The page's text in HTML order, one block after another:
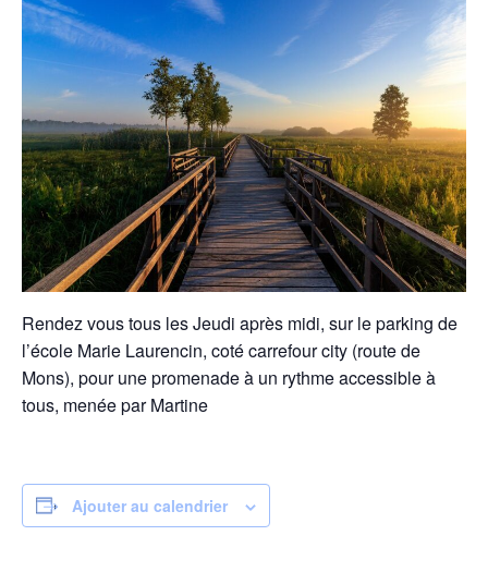
Rendez vous tous les Jeudi après midi, sur le parking de
l’école Marie Laurencin, coté carrefour city (route de
Mons), pour une promenade à un rythme accessible à
tous, menée par Martine
Ajouter au calendrier